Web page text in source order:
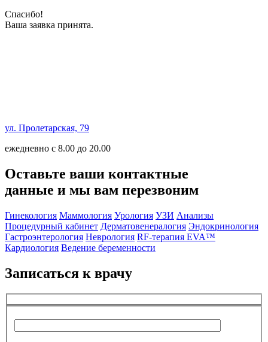
Спасибо!
Ваша заявка принята.
ул. Пролетарская, 79
ежедневно с 8.00 до 20.00
Оставьте ваши контактные
данные и мы вам перезвоним
Гинекология Маммология Урология УЗИ Анализы
Процедурный кабинет Дерматовенералогия Эндокринология
Гастроэнтерология Неврология RF-терапия EVA™
Кардиология Ведение беременности
Записаться к врачу